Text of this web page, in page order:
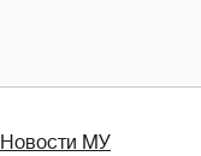
Новости МУ